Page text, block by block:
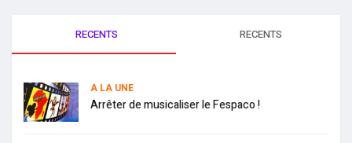
RECENTS RECENTS
A LA UNE
Arrêter de musicaliser le Fespaco !